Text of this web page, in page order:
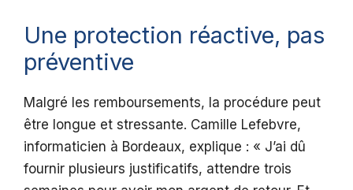
Une protection réactive, pas
préventive
Malgré les remboursements, la procédure peut
être longue et stressante. Camille Lefebvre,
informaticien à Bordeaux, explique : « J’ai dû
fournir plusieurs justificatifs, attendre trois